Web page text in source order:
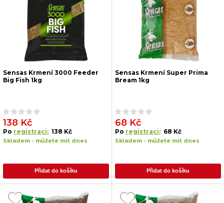
Sensas Krmení 3000 Feeder
Big Fish 1kg
138 Kč
Po registraci: 138 Kč
Skladem - můžete mít dnes
Přidat do košíku
Sensas Krmení Super Prima
Bream 1kg
68 Kč
Po registraci: 68 Kč
Skladem - můžete mít dnes
Přidat do košíku